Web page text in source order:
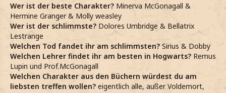
Wer ist der beste Charakter? Minerva McGonagall &
Hermine Granger & Molly weasley
Wer ist der schlimmste? Dolores Umbridge & Bellatrix
Lestrange
Welchen Tod fandet ihr am schlimmsten? Sirius & Dobby
Welchen Lehrer findet ihr am besten in Hogwarts? Remus
Lupin und Prof.McGonagall
Welchen Charakter aus den Büchern würdest du am
liebsten treffen wollen? eigentlich alle, außer Voldemort,